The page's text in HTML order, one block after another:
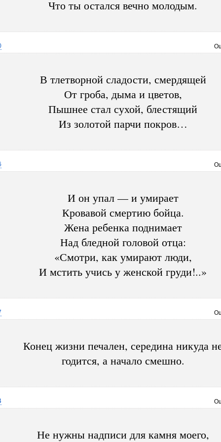
Что ты остался вечно молодым.
В тлетворной сладости, смердящей
От гроба, дыма и цветов,
Пышнее стал сухой, блестящий
Из золотой парчи покров…
И он упал — и умирает
Кровавой смертию бойца.
Жена ребенка поднимает
Над бледной головой отца:
«Смотри, как умирают люди,
И мстить учись у женской груди!..»
Конец жизни печален, середина никуда
годится, а начало смешно.
Не нужны надписи для камня моего,